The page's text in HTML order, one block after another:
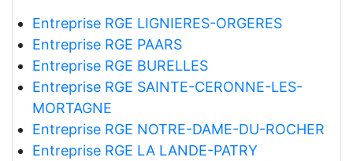
Entreprise RGE LIGNIERES-ORGERES
Entreprise RGE PAARS
Entreprise RGE BURELLES
Entreprise RGE SAINTE-CERONNE-LES-
MORTAGNE
Entreprise RGE NOTRE-DAME-DU-ROCHER
Entreprise RGE LA LANDE-PATRY